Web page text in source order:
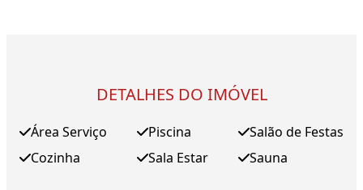
DETALHES DO IMÓVEL
Área Serviço
Cozinha
Piscina
Sala Estar
Salão de Festas
Sauna